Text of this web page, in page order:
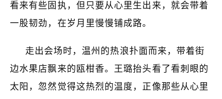
看来有些固执，但只要从心里生出来，就会带着
一股韧劲，在岁月里慢慢铺成路。
走出会场时，温州的热浪扑面而来，带着街
边水果店飘来的瓯柑香。王璐抬头看了看刺眼的
太阳，忽然觉得这热烈的温度，正像那些从心里